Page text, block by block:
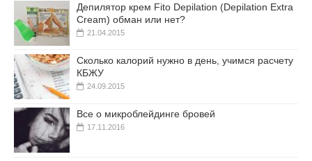
Депилятор крем Fito Depilation (Depilation Extra
Cream) обман или нет?
21.04.2015
Сколько калорий нужно в день, учимся расчету
КБЖУ
24.09.2015
Все о микроблейдинге бровей
17.11.2016